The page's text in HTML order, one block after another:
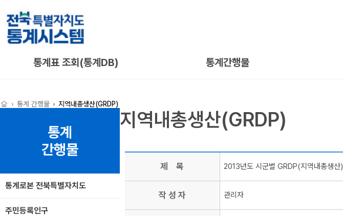
통계표 조회(통계DB) 통계간행물
통계 간행물 지역내총생산(GRDP)
통계
간행물
통계로본 전북특별자치도
주민등록인구
지역내총생산(GRDP)
제 목 2013년도 시군별 GRDP(지역내총생산)
작 성 자 관리자